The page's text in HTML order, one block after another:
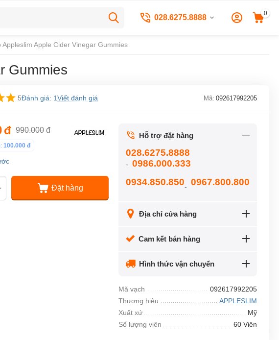
028.6275.8888 0
Apple Cider Vinegar Gummies
Gummies
5Đánh giá: 1Viết đánh giá Mã: 092617992205
đ 990.000 đ
100.000 đ
Đặt hàng
Hỗ trợ đặt hàng
028.6275.8888
- 0986.000.333
0934.850.850- 0967.800.800
Địa chỉ cửa hàng
Cam kết bán hàng
Hình thức vận chuyển
Mã vạch
092617992205
Thương hiệu
APPLESLIM
Xuất xứ
Mỹ
Số lượng viên
60 Viên